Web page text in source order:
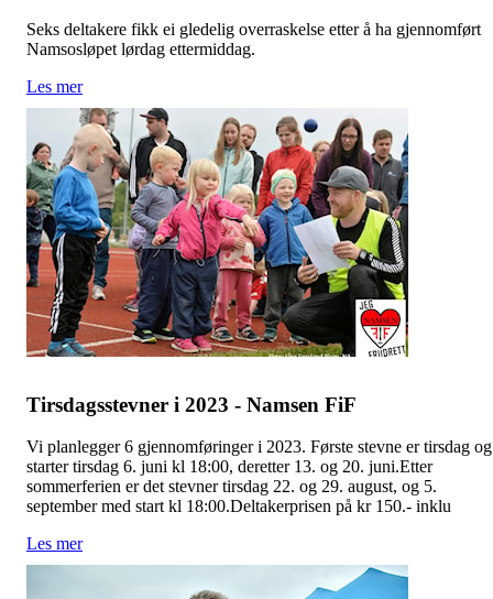
Seks deltakere fikk ei gledelig overraskelse etter å ha gjennomført
Namsosløpet lørdag ettermiddag.
Les mer
Tirsdagsstevner i 2023 - Namsen FiF
Vi planlegger 6 gjennomføringer i 2023. Første stevne er tirsdag og
starter tirsdag 6. juni kl 18:00, deretter 13. og 20. juni.Etter
sommerferien er det stevner tirsdag 22. og 29. august, og 5.
september med start kl 18:00.Deltakerprisen på kr 150.- inklu
Les mer